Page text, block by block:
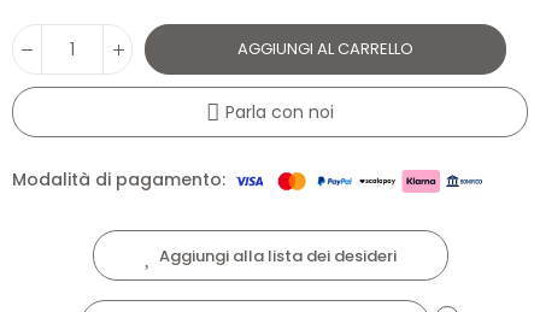
AGGIUNGI AL CARRELLO
Parla con noi
Modalità di pagamento:
Aggiungi alla lista dei desideri